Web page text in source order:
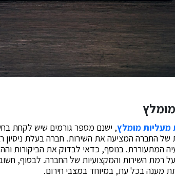
מעליות מומלץ, ישנם מספר גורמים שיש לקחת
של החברה המציעה את השירות. חברה בעלת
המתעוררת. בנוסף, כדאי לבדוק את הביקורות
על רמת השירות והמקצועיות של החברה. לבסוף,
מענה בכל עת, במיוחד במצבי חירום.